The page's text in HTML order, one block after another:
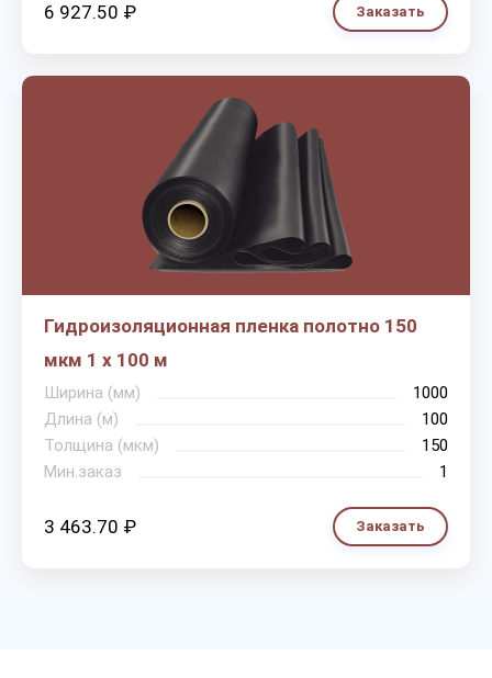
6 927.50 ₽ Заказать
Гидроизоляционная пленка полотно 150
мкм 1 х 100 м
Ширина (мм)
1000
Длина (м)
100
Толщина (мкм)
150
Мин.заказ
1
3 463.70 ₽ Заказать